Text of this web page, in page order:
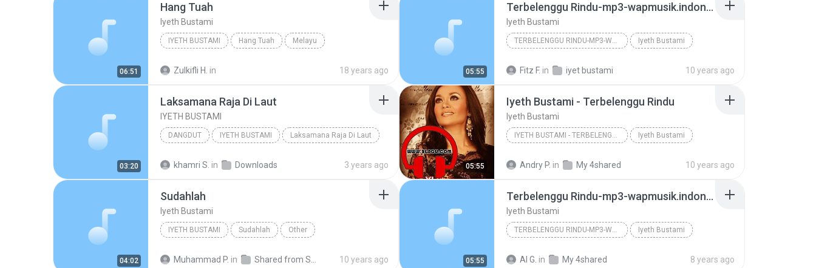
06:51
Hang Tuah
Iyeth Bustami
IYETH BUSTAMI Hang Tuah Melayu
Zulkifli H. in 18 years ago 05:55
Terbelenggu Rindu-mp3-wapmusik.indonesiaz.com
Iyeth Bustami
TERBELENGGU RINDU-MP3-WAPMUSIK.INDONESIAZ.COM Iyeth Bustami
Fitz F. in iyet bustami 10 years ago
03:20
Laksamana Raja Di Laut
IYETH BUSTAMI
DANGDUT IYETH BUSTAMI Laksamana Raja Di Laut
khamri S. in Downloads 3 years ago 05:55
Iyeth Bustami - Terbelenggu Rindu
Iyeth Bustami
IYETH BUSTAMI - TERBELENGGU RINDU Iyeth Bustami
Andry P. in My 4shared 10 years ago
04:02
Sudahlah
Iyeth Bustami
IYETH BUSTAMI Sudahlah Other
Muhammad P. in Shared from SM-J110G 10 years ago 05:55
Terbelenggu Rindu-mp3-wapmusik.indonesiaz.com
Iyeth Bustami
TERBELENGGU RINDU-MP3-WAPMUSIK.INDONESIAZ.COM Iyeth Bustami
Al G. in My 4shared 8 years ago